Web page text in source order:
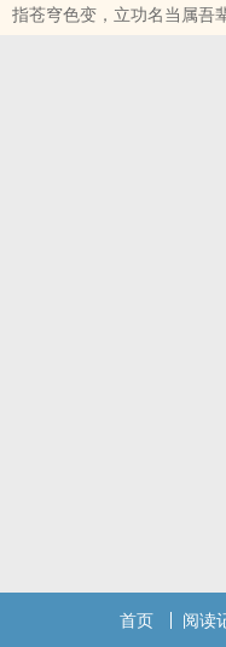
指苍穹色变，立功名当属吾辈，家国
首页 阅读